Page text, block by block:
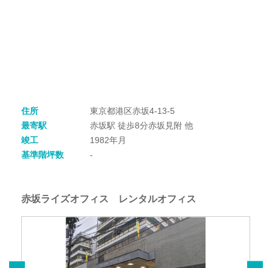
住所
東京都港区赤坂4-13-5
最寄駅
赤坂駅 徒歩8分赤坂見附 他
竣工
1982年月
基準階坪数
-
赤坂ライズオフィス レンタルオフィス